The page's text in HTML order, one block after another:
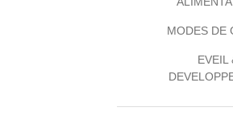
MODES DE
EVEIL